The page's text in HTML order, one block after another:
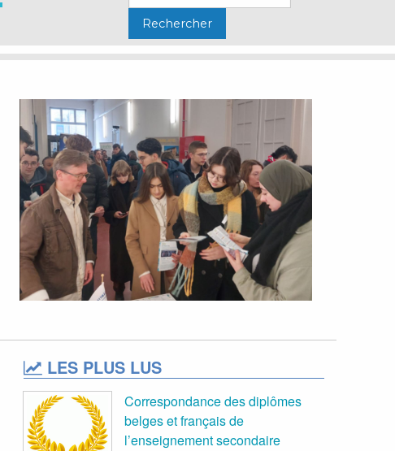
LES PLUS LUS
Correspondance des diplômes
belges et français de
l’enseignement secondaire